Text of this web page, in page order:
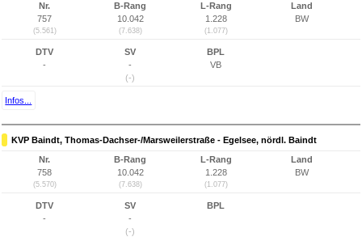
Nr.
757
(5.561)
B-Rang
10.042
(7.638)
L-Rang
1.228
(1.077)
Land
BW
DTV
-
SV
-
(-)
BPL
VB
Infos...
KVP Baindt, Thomas-Dachser-/Marsweilerstraße - Egelsee, nördl. Baindt
Nr.
758
(5.570)
B-Rang
10.042
(7.638)
L-Rang
1.228
(1.077)
Land
BW
DTV
-
SV
-
(-)
BPL